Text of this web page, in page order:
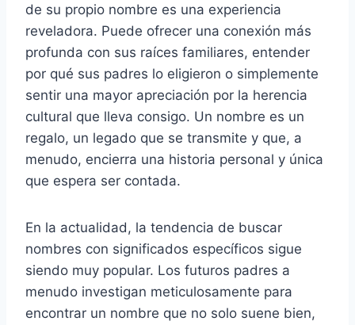
de su propio nombre es una experiencia
reveladora. Puede ofrecer una conexión más
profunda con sus raíces familiares, entender
por qué sus padres lo eligieron o simplemente
sentir una mayor apreciación por la herencia
cultural que lleva consigo. Un nombre es un
regalo, un legado que se transmite y que, a
menudo, encierra una historia personal y única
que espera ser contada.
En la actualidad, la tendencia de buscar
nombres con significados específicos sigue
siendo muy popular. Los futuros padres a
menudo investigan meticulosamente para
encontrar un nombre que no solo suene bien,